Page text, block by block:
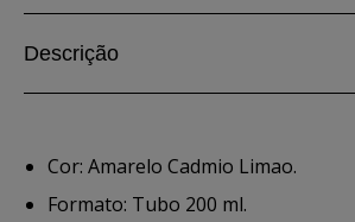
Descrição
Cor: Amarelo Cadmio Limao.
Formato: Tubo 200 ml.